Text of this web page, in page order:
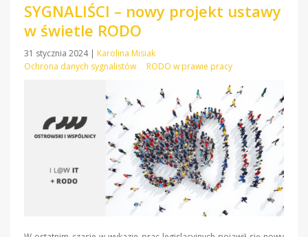
SYGNALIŚCI – nowy projekt ustawy
w świetle RODO
31 stycznia 2024 | Karolina Misiak
Ochrona danych sygnalistów
RODO w prawie pracy